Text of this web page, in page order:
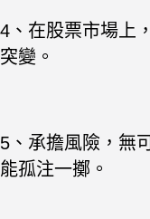
4、在股票市場上
突變。
5、承擔風險，無
能孤注一擲。